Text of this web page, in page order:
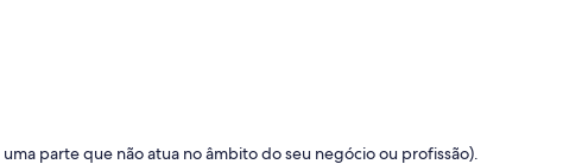
parte que não atua no âmbito do seu negócio ou profissão).